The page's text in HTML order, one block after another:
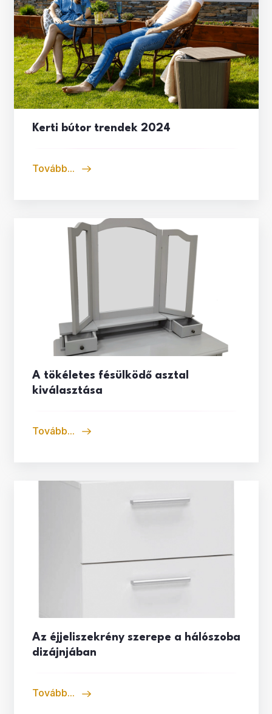
Kerti bútor trendek 2024
Tovább...
A tökéletes fésülködő asztal
kiválasztása
Tovább...
Az éjjeliszekrény szerepe a hálószoba
dizájnjában
Tovább...